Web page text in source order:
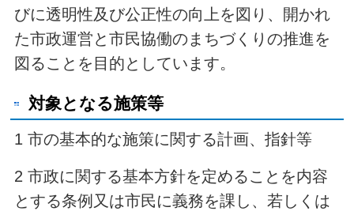
びに透明性及び公正性の向上を図り、開かれ
た市政運営と市民協働のまちづくりの推進を
図ることを目的としています。
対象となる施策等
1 市の基本的な施策に関する計画、指針等
2 市政に関する基本方針を定めることを内容
とする条例又は市民に義務を課し、若しくは